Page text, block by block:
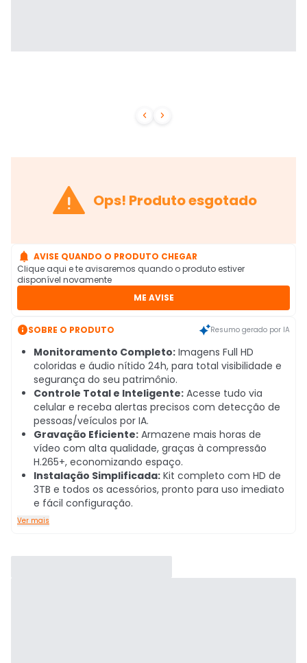
 
 Ops! Produto esgotado
 AVISE QUANDO O PRODUTO CHEGAR
Clique aqui e te avisaremos quando o produto estiver
disponível novamente
ME AVISE
SOBRE O PRODUTO Resumo gerado por IA
Monitoramento Completo: Imagens Full HD
coloridas e áudio nítido 24h, para total visibilidade e
segurança do seu patrimônio.
Controle Total e Inteligente: Acesse tudo via
celular e receba alertas precisos com detecção de
pessoas/veículos por IA.
Gravação Eficiente: Armazene mais horas de
vídeo com alta qualidade, graças à compressão
H.265+, economizando espaço.
Instalação Simplificada: Kit completo com HD de
3TB e todos os acessórios, pronto para uso imediato
e fácil configuração.
Ver mais